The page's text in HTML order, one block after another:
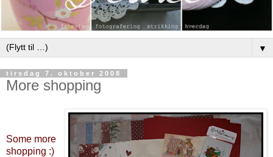
▼
tirsdag 7. oktober 2008
More shopping
Some more
shopping :)